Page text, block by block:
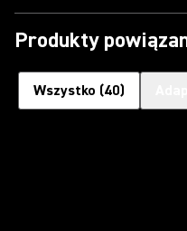
Produkty
Wszystko (40)